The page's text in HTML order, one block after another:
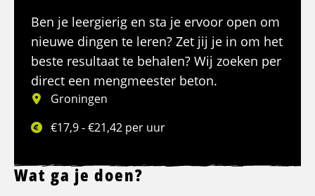
Ben je leergierig en sta je ervoor open om
nieuwe dingen te leren? Zet jij je in om het
beste resultaat te behalen? Wij zoeken per
direct een mengmeester beton.
Groningen
€17,9 - €21,42 per uur
Wat ga je doen?